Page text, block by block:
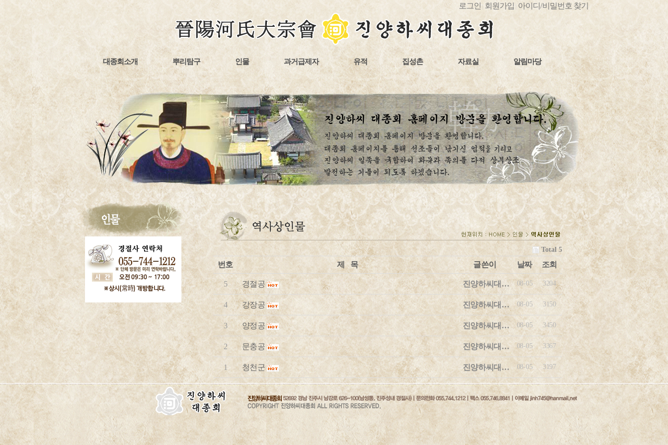
로그인 회원가입 아이디 /비밀번호 찾기
대종회소개 뿌리탐구 인물 과거급제자 유적 집성촌 자료실 알림마당
Total 5
번호 제 목 글쓴이 날짜 조회
5 경절공 진양하씨대… 08-05 3204
4 강장공 진양하씨대… 08-05 3150
3 양정공 진양하씨대… 08-05 3450
2 문충공 진양하씨대… 08-05 3367
1 청천군 진양하씨대… 08-05 3197